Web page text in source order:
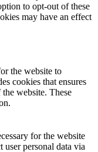
to opt-out of these
may have an effect
the website to
cookies that ensures
website. These
for the website
personal data via